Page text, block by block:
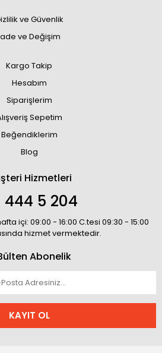
ve Güvenlik
ve Değişim
Kargo Takip
Hesabım
Siparişlerim
Sepetim
Beğendiklerim
Blog
Hizmetleri
444 5 204
içi: 09:00 - 16:00 C.tesi 09:30 - 15:00
hizmet vermektedir.
Abonelik
KAYIT OL